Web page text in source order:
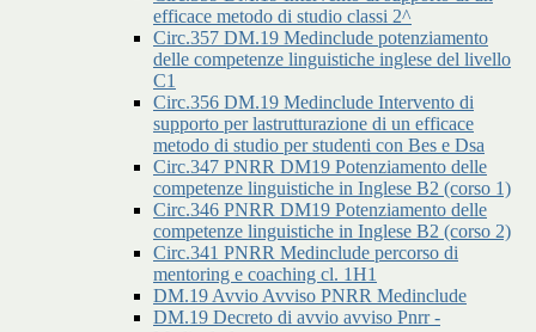
efficace metodo di studio classi 2^
Circ.357 DM.19 Medinclude potenziamento
delle competenze linguistiche inglese del livello
C1
Circ.356 DM.19 Medinclude Intervento di
supporto per lastrutturazione di un efficace
metodo di studio per studenti con Bes e Dsa
Circ.347 PNRR DM19 Potenziamento delle
competenze linguistiche in Inglese B2 (corso 1)
Circ.346 PNRR DM19 Potenziamento delle
competenze linguistiche in Inglese B2 (corso 2)
Circ.341 PNRR Medinclude percorso di
mentoring e coaching cl. 1H1
DM.19 Avvio Avviso PNRR Medinclude
DM.19 Decreto di avvio avviso Pnrr -